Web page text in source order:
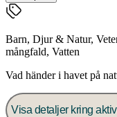
Barn, Djur & Natur,
mångfald, Vatten
Vad händer i havet på
Visa detaljer kring